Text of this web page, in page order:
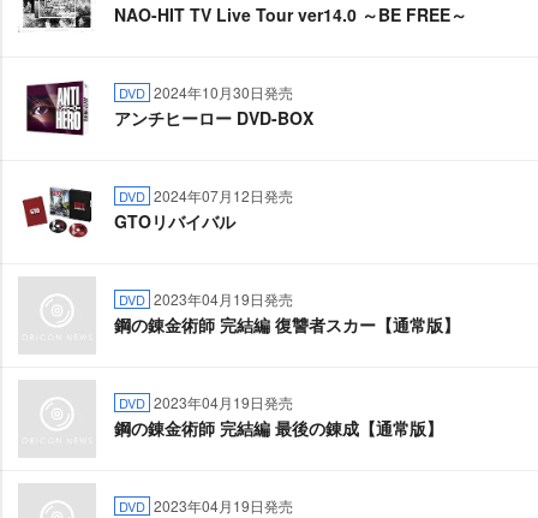
NAO-HIT TV Live Tour ver14.0 ～BE FREE～
DVD 2024年10月30日発売
アンチヒーロー DVD-BOX
DVD 2024年07月12日発売
GTOリバイバル
DVD 2023年04月19日発売
鋼の錬金術師 完結編 復讐者スカー【通常版】
DVD 2023年04月19日発売
鋼の錬金術師 完結編 最後の錬成【通常版】
DVD 2023年04月19日発売